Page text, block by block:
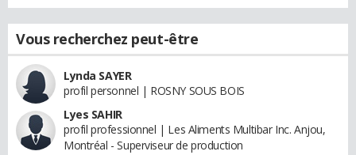
Vous recherchez peut-être
Lynda SAYER
profil personnel | ROSNY SOUS BOIS
Lyes SAHIR
profil professionnel | Les Aliments Multibar Inc. Anjou,
Montréal - Superviseur de production